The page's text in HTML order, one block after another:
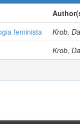
feminista Krob,
Krob,